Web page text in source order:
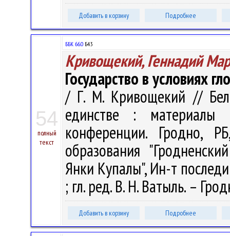
Добавить в корзину Подробнее
54
полный
текст
ББК 66.0 Б43
Кривощекий, Геннадий
Государство в условиях
/ Г. М. Кривощекий //
единстве : материалы
конференции. Гродно,
образования
Янки Купалы", Ин-т
; гл. ред. В. Н. Ватыль. –
Добавить в корзину Подробнее